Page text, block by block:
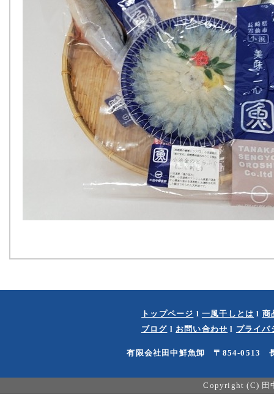
トップページ l 一風干しとは l 商
ブログ l お問い合わせ l プライバ
有限会社田中鮮魚卸 〒854-0513
Copyright (C) 田